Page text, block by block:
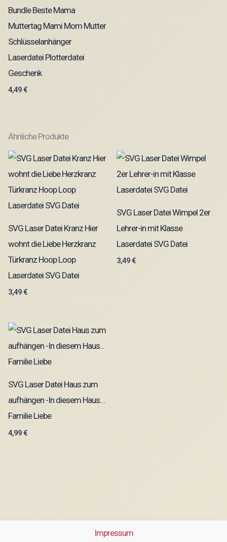
Bundle Beste Mama
Muttertag Mami Mom Mutter
Schlüsselanhänger
Laserdatei Plotterdatei
Geschenk
4,49€
Ähnliche Produkte
SVG Laser Datei Kranz Hier
wohnt die Liebe Herzkranz
Türkranz Hoop Loop
Laserdatei SVG Datei
3,49€
SVG Laser Datei Wimpel 2er
Lehrer-in mit Klasse
Laserdatei SVG Datei
3,49€
SVG Laser Datei Haus zum
aufhängen -In diesem Haus…
Familie Liebe
4,99€
Impressum